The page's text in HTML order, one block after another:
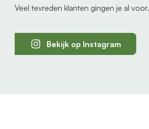
Veel tevreden klanten gingen je al voor.
Bekijk op Instagram